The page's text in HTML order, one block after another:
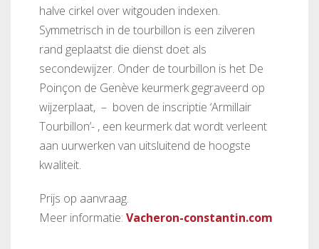
halve cirkel over witgouden indexen.
Symmetrisch in de tourbillon is een zilveren
rand geplaatst die dienst doet als
secondewijzer. Onder de tourbillon is het De
Poinçon de Genève keurmerk gegraveerd op
wijzerplaat, – boven de inscriptie ‘Armillair
Tourbillon’- , een keurmerk dat wordt verleent
aan uurwerken van uitsluitend de hoogste
kwaliteit.
Prijs op aanvraag.
Meer informatie: Vacheron-constantin.com